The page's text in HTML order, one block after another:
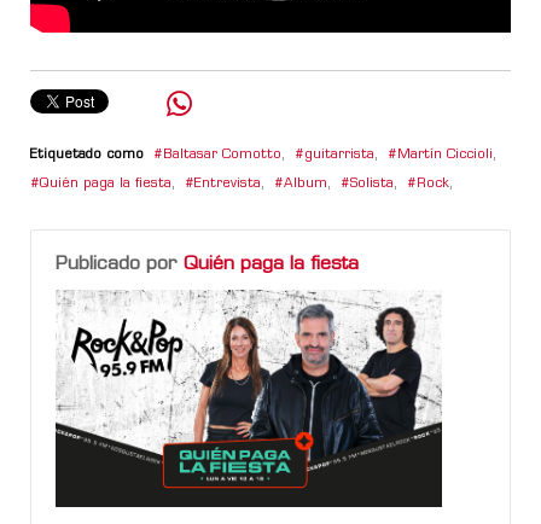
Etiquetado como Baltasar Comotto, guitarrista, Martín Ciccioli,
Quién paga la fiesta, Entrevista, Album, Solista, Rock,
Publicado por Quién paga la fiesta